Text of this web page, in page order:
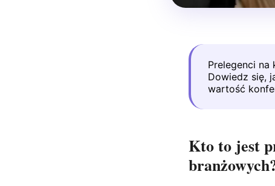
Prelegenci
Dowiedz się,
wartość
Kto to jest